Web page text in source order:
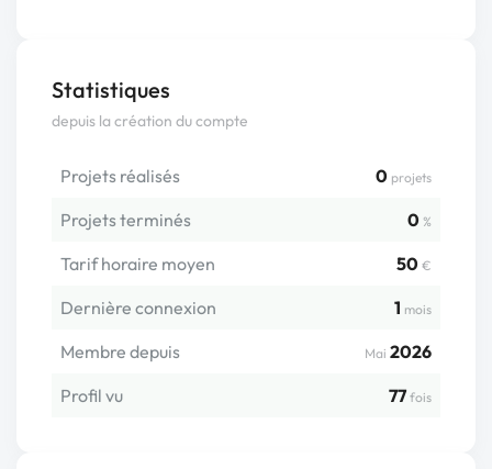
Statistiques
depuis la création du compte
Projets réalisés 0 projets
Projets terminés 0 %
Tarif horaire moyen 50 €
Dernière connexion 1 mois
Membre depuis Mai 2026
Profil vu
77 fois